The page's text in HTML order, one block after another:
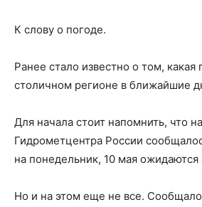
К слову о погоде.
Ранее стало известно о том, какая
столичном регионе в ближайшие
Для начала стоит напомнить, что
Гидрометцентра России
на понедельник, 10 мая ожидаются
Но и на этом еще не все.